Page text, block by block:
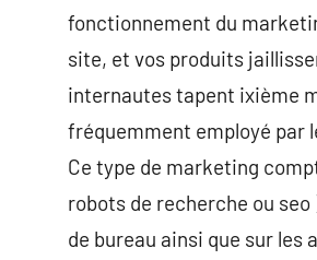
fonctionnement du
site, et vos produits
internautes tapent ixième
fréquemment employé par
Ce type de marketing
robots de recherche ou
de bureau ainsi que sur les